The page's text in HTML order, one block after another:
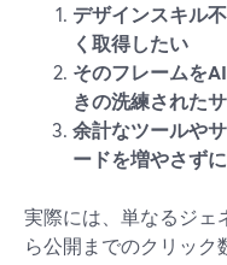
デザインスキル
く取得したい
そのフレームを
きの洗練された
余計なツールや
ードを増やさず
実際には、単なるジェ
ら公開までのクリック